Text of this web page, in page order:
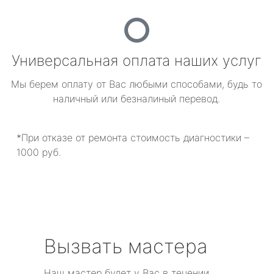
Универсальная оплата наших услуг
Мы берем оплату от Вас любыми способами, будь то
наличный или безналиный перевод.
*При отказе от ремонта стоимость диагностики –
1000 руб.
Вызвать мастера